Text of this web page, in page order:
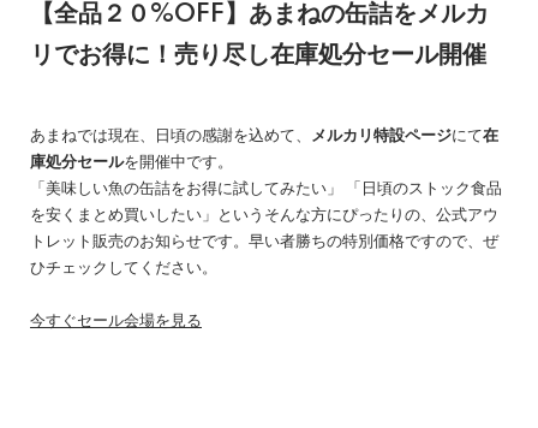
【全品２０%OFF】あまねの缶詰をメルカ
リでお得に！売り尽し在庫処分セール開催
あまねでは現在、日頃の感謝を込めて、 メルカリ特設ページにて在
庫処分セールを開催中です。
「美味しい魚の缶詰をお得に試してみたい」 「日頃のストック食品
を安くまとめ買いしたい」というそんな方にぴったりの、公式アウ
トレット販売のお知らせです。早い者勝ちの特別価格ですので、ぜ
ひチェックしてください。
今すぐセール会場を見る